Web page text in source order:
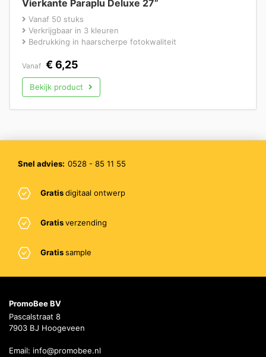
Vierkante Paraplu Deluxe 27”
Vanaf 50 stuks
Verkrijgbaar in 3 kleuren
Bedrukking in haarscherpe fotokwaliteit
Vanaf €6,25
Bekijk product
Snel advies: 0528 - 85 11 55
Gratisdigitaal ontwerp
Gratisverzending
Gratissample
PromoBee BV
Pascalstraat 8
7903 BJ Hoogeveen
Email: info@promobee.nl